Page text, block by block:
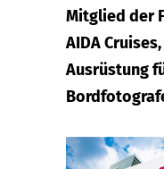
Mitglied der
AIDA
Ausrüstung